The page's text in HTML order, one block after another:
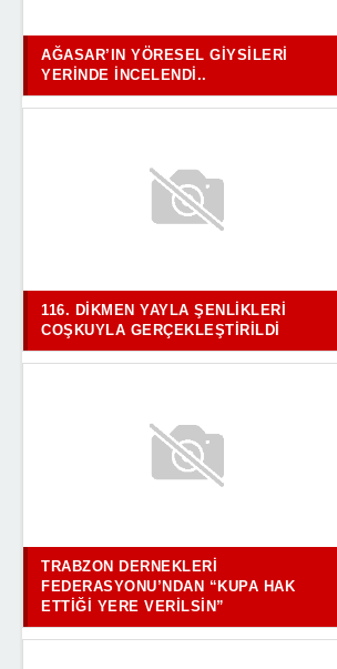
AĞASAR’IN YÖRESEL GIYSILERI
YERINDE İNCELENDI..
116. DIKMEN YAYLA ŞENLIKLERI
COŞKUYLA GERÇEKLEŞTIRILDI
TRABZON DERNEKLERI
FEDERASYONU’NDAN “KUPA HAK
ETTIĞI YERE VERILSIN”